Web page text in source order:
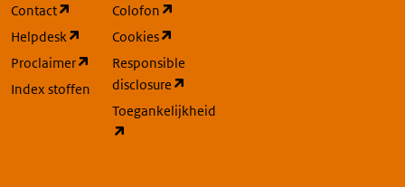
Contact
(opent in een nieuw tabblad)
Helpdesk
(opent in een nieuw tabblad)
Proclaimer
(opent in een nieuw tabblad)
Index stoffen
Colofon
Cookies
Responsible
disclosure
Toegankelijkheid